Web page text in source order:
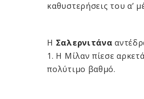
καθυστερήσεις του α’
Η Σαλερνιτάνα
1. Η Μίλαν πίεσε
πολύτιμο βαθμό.